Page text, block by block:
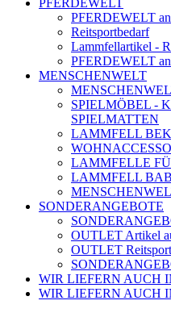
PFERDEWELT
PFERDEWELT
Reitsportbedarf
Lammfellartikel -
PFERDEWELT
MENSCHENWELT
SPIELMÖBEL -
SPIELMATTEN
LAMMFELL
LAMMFELLE
LAMMFELL
SONDERANGEBOTE
OUTLET Artikel
OUTLET
WIR LIEFERN AUCH
WIR LIEFERN AUCH